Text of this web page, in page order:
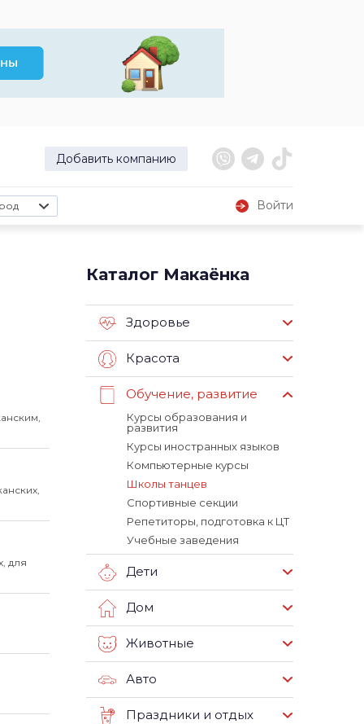
Добавить компанию
Войти
для
Каталог Макаёнка
Здоровье
Красота
Обучение, развитие
Курсы образования и
развития
Курсы иностранных языков
Компьютерные курсы
Школы танцев
Спортивные секции
Репетиторы, подготовка к ЦТ
Учебные заведения
Дети
Дом
Животные
Авто
Праздники и отдых